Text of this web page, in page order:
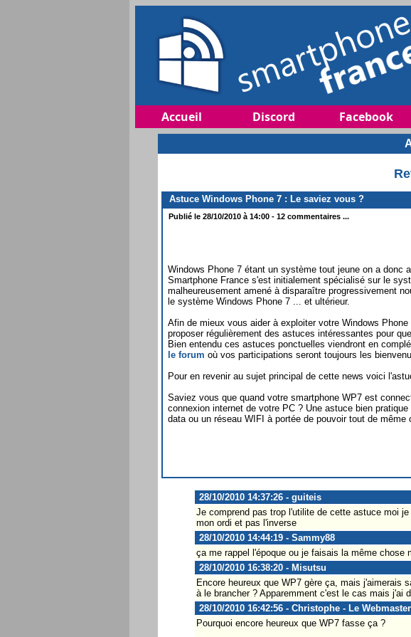
Accueil Discord Facebook
Astuce Windows Phone 7 : Le saviez vous ?
Publié le 28/10/2010 à 14:00 - 12 commentaires ...
Windows Phone 7 étant un système tout jeune on a donc
Smartphone France s'est initialement spécialisé sur le
malheureusement amené à disparaître progressivement
le système Windows Phone 7 ... et ultérieur.
Afin de mieux vous aider à exploiter votre Windows
proposer régulièrement des astuces intéressantes pour
Bien entendu ces astuces ponctuelles viendront en
le forum où vos participations seront toujours les
Pour en revenir au sujet principal de cette news voici
Saviez vous que quand votre smartphone WP7 est
connexion internet de votre PC ? Une astuce bien
data ou un réseau WIFI à portée de pouvoir tout de
28/10/2010 14:37:26 - guiteis
Je comprend pas trop l'utilite de cette astuce moi
mon ordi et pas l'inverse
28/10/2010 14:44:19 - Sammy88
ça me rappel l'époque ou je faisais la même
28/10/2010 16:38:20 - Misutsu
Encore heureux que WP7 gère ça, mais j'aimerais
à le brancher ? Apparemment c'est le cas mais j'ai
28/10/2010 16:42:56 - Christophe - Le
Pourquoi encore heureux que WP7 fasse ça ?